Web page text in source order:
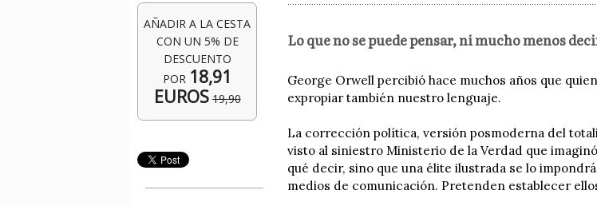
AÑADIR A LA CESTA
CON UN 5% DE
DESCUENTO
POR 18,91
EUROS 19,90
Lo que no se puede pensar, ni mucho menos
George Orwell percibió hace muchos años que
expropiar también nuestro lenguaje.
La corrección política, versión posmoderna del
visto al siniestro Ministerio de la Verdad que
qué decir, sino que una élite ilustrada se lo
medios de comunicación. Pretenden establecer